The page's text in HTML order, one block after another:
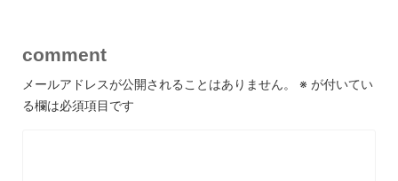
comment
メールアドレスが公開されることはありません。 ※ が付いてい
る欄は必須項目です